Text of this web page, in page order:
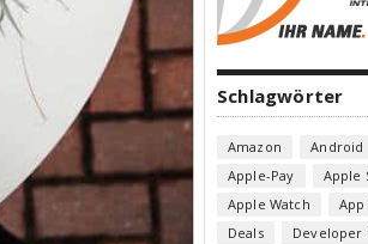
Schlagwörter
Amazon Android
Apple-Pay
Apple
Apple Watch
App
Deals
Developer